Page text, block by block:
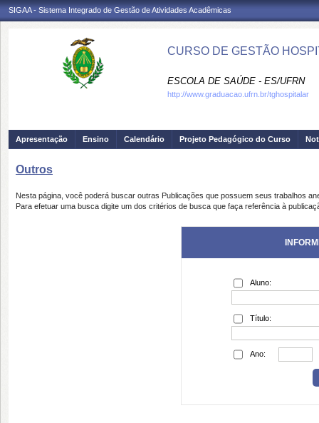
SIGAA - Sistema Integrado de Gestão de Atividades Acadêmicas
CURSO DE GESTÃO
ESCOLA DE SAÚDE - ES/UFRN
http://www.graduacao.ufrn.br/tghospitalar
Apresentação Ensino Calendário Projeto Pedagógico do Curso
Outros
Nesta página, você poderá buscar outras Publicações que possuem seus trabalhos
Para efetuar uma busca digite um dos critérios de busca que faça referência à
Aluno:
Título:
Ano: